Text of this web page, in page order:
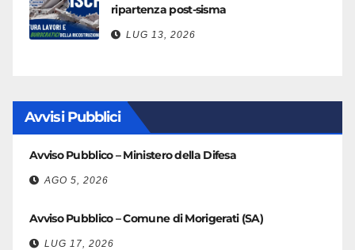
ripartenza post-sisma
LUG 13, 2026
Avvisi Pubblici
Avviso Pubblico – Ministero della Difesa
AGO 5, 2026
Avviso Pubblico – Comune di Morigerati (SA)
LUG 17, 2026